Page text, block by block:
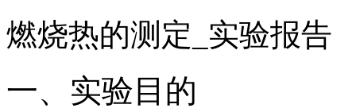
燃烧热的测定_实验报告
一、实验目的